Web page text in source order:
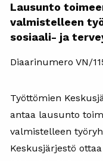
Lausunto
valmistelleen
sosiaali- ja
Diaarinumero VN/
Työttömien
antaa lausunto
valmistelleen
Keskusjärjestö